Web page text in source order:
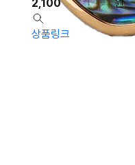
2,100 원
상품링크